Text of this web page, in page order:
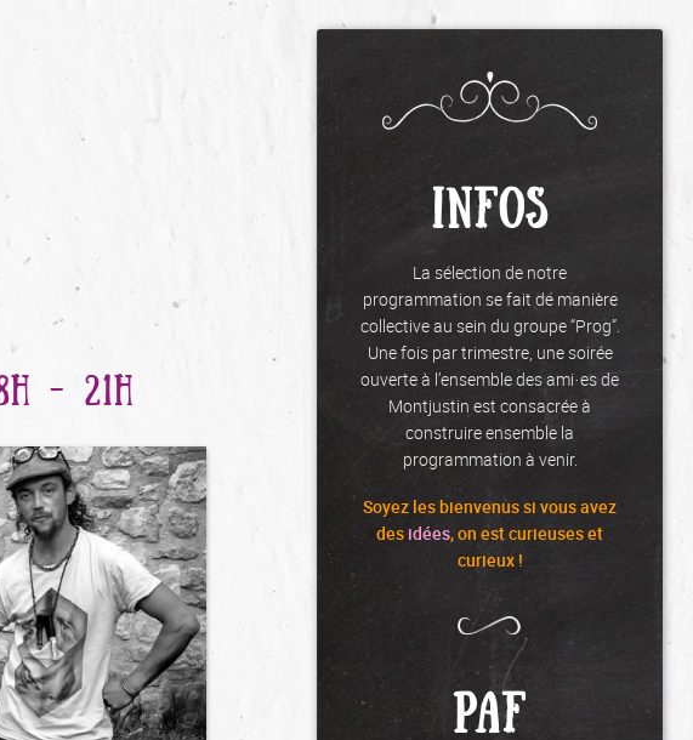
- 21H
INFOS
La sélection de notre
programmation se fait de manière
collective au sein du groupe “Prog”.
Une fois par trimestre, une soirée
ouverte à l’ensemble des ami·es de
Montjustin est consacrée à
construire ensemble la
programmation à venir.
Soyez lesbienvenussi vous avez
des idées, on est curieuses et
curieux !
PAF